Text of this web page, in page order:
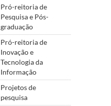
Pró-reitoria de
Pesquisa e Pós-
graduação
Pró-reitoria de
Inovação e
Tecnologia da
Informação
Projetos de
pesquisa